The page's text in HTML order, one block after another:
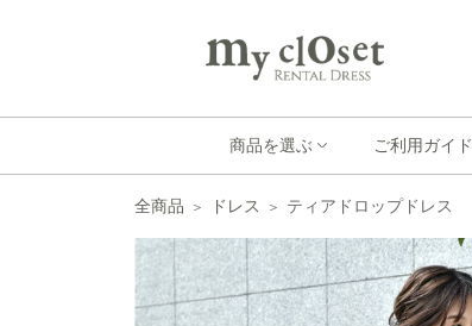
商品を選ぶ ご利用ガイド
全商品 ドレス ティアドロップドレス